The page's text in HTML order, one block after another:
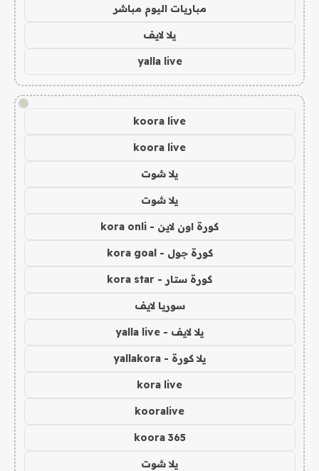
مباريات اليوم مباشر
يلا لايف
yalla live
!
koora live
koora live
يلا شوت
يلا شوت
كورة اون لاين - kora onli
كورة جول - kora goal
كورة ستار - kora star
سوريا لايف
يلا لايف - yalla live
يلا كورة - yallakora
kora live
kooralive
koora 365
يلا شوت